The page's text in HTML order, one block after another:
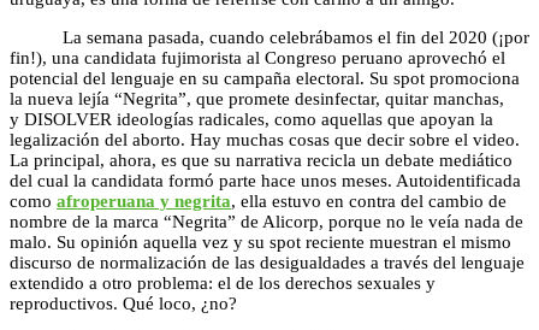
La semana pasada, cuando celebrábamos el fin del 2020 (¡por
fin!), una candidata fujimorista al Congreso peruano aprovechó el
potencial del lenguaje en su campaña electoral. Su spot promociona
la nueva lejía “Negrita”, que promete desinfectar, quitar manchas,
y DISOLVER ideologías radicales, como aquellas que apoyan la
legalización del aborto. Hay muchas cosas que decir sobre el video.
La principal, ahora, es que su narrativa recicla un debate mediático
del cual la candidata formó parte hace unos meses. Autoidentificada
como afroperuana y negrita, ella estuvo en contra del cambio de
nombre de la marca “Negrita” de Alicorp, porque no le veía nada de
malo. Su opinión aquella vez y su spot reciente muestran el mismo
discurso de normalización de las desigualdades a través del lenguaje
extendido a otro problema: el de los derechos sexuales y
reproductivos. Qué loco, ¿no?